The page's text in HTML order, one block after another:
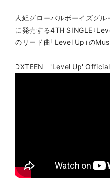
人組グローバルボーイズグル
に発売する4TH SINGLE『
のリード曲「Level Up」の
DXTEEN｜'Level Up'